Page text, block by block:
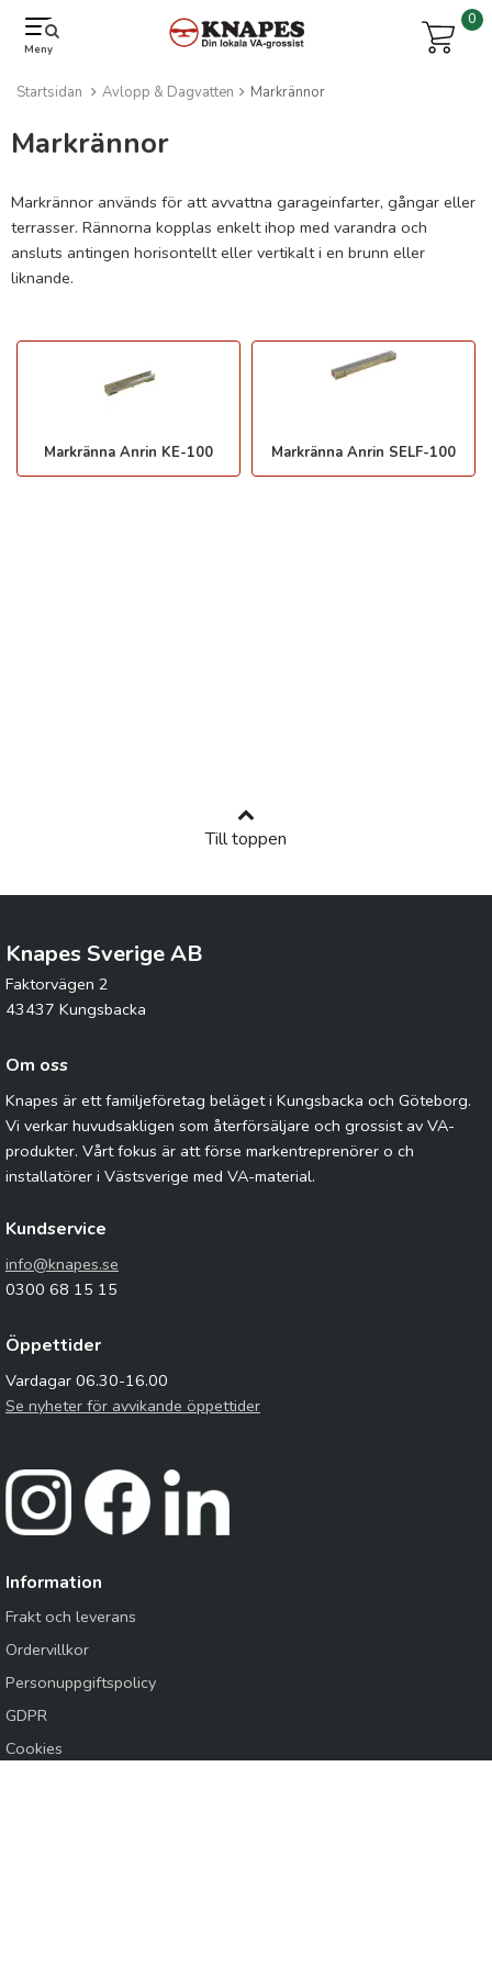
Meny
0
Startsidan Avlopp & Dagvatten Markrännor
Markrännor
Markrännor används för att avvattna garageinfarter, gångar eller
terrasser. Rännorna kopplas enkelt ihop med varandra och
ansluts antingen horisontellt eller vertikalt i en brunn eller
liknande.
Markränna Anrin KE-100 Markränna Anrin SELF-100
Till toppen
Knapes Sverige AB
Faktorvägen 2
43437 Kungsbacka
Om oss
Knapes är ett familjeföretag beläget i Kungsbacka och Göteborg.
Vi verkar huvudsakligen som återförsäljare och grossist av VA-
produkter. Vårt fokus är att förse markentreprenörer o ch
installatörer i Västsverige med VA-material.
Kundservice
info@knapes.se
0300 68 15 15
Öppettider
Vardagar 06.30-16.00
Se nyheter för avvikande öppettider
Information
Frakt och leverans
Ordervillkor
Personuppgiftspolicy
GDPR
Cookies